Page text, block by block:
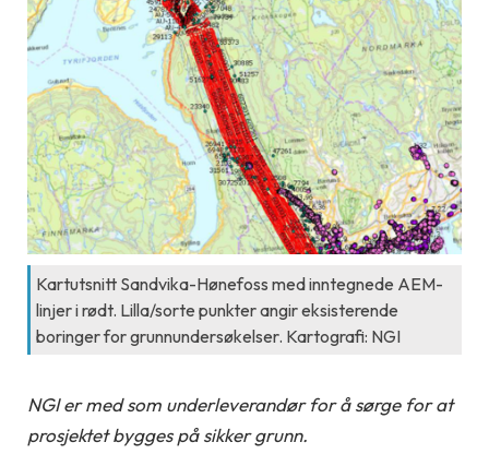
Kartutsnitt Sandvika-Hønefoss med inntegnede AEM-
linjer i rødt. Lilla/sorte punkter angir eksisterende
boringer for grunnundersøkelser. Kartografi: NGI
NGI er med som underleverandør for å sørge for at
prosjektet bygges på sikker grunn.